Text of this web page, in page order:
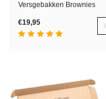
Versgebakken Brownies
€19,95